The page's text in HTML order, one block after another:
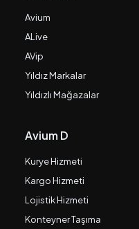
Avium
ALive
AVip
Yıldız Markalar
Yıldızlı Mağazalar
Avium D
Kurye Hizmeti
Kargo Hizmeti
Lojistik Hizmeti
Konteyner Taşıma